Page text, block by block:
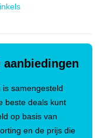
aanbiedingen
samengesteld
beste deals kunt
op basis van
en de prijs die